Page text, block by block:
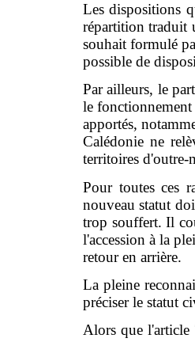
Les dispositions
répartition traduit
souhait formulé
possible de
Par ailleurs, le
le fonctionnement
apportés,
Calédonie ne
territoires d'outre-
Pour toutes ces
nouveau statut
trop souffert. Il
l'accession à la
retour en arrière.
La pleine
préciser le statut
Alors que l'article